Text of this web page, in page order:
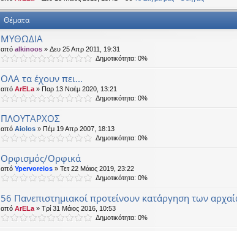
Θέματα
ΜΥΘΩΔΙΑ
από alkinoos » Δευ 25 Απρ 2011, 19:31
Δημοτικότητα: 0%
ΟΛΑ τα έχουν πει...
από ArELa » Παρ 13 Νοέμ 2020, 13:21
Δημοτικότητα: 0%
ΠΛΟΥΤΑΡΧΟΣ
από Aiolos » Πέμ 19 Απρ 2007, 18:13
Δημοτικότητα: 0%
Ορφισμός/Ορφικά
από Ypervoreios » Τετ 22 Μάιος 2019, 23:22
Δημοτικότητα: 0%
56 Πανεπιστημιακοί προτείνουν κατάργηση των
από ArELa » Τρί 31 Μάιος 2016, 10:53
Δημοτικότητα: 0%